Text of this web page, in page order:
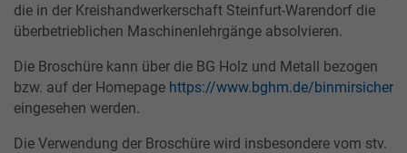
die in der Kreishandwerkerschaft Steinfurt-Warendorf die
überbetrieblichen Maschinenlehrgänge absolvieren.
Die Broschüre kann über die BG Holz und Metall bezogen
bzw. auf der Homepage https://www.bghm.de/binmirsicher
eingesehen werden.
Die Verwendung der Broschüre wird insbesondere vom stv.